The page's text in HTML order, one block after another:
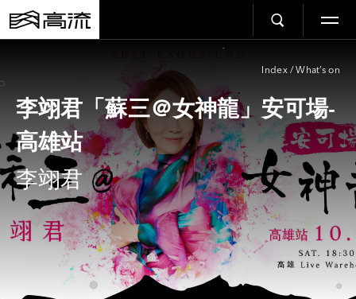
Index / What’s on
李翊君「蘇三＠女神龍」安可場-
高雄站
李翊君